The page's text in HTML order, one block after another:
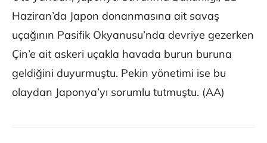
Haziran’da Japon donanmasına ait savaş
uçağının Pasifik Okyanusu’nda devriye gezerken
Çin’e ait askeri uçakla havada burun buruna
geldiğini duyurmuştu. Pekin yönetimi ise bu
olaydan Japonya’yı sorumlu tutmuştu. (AA)